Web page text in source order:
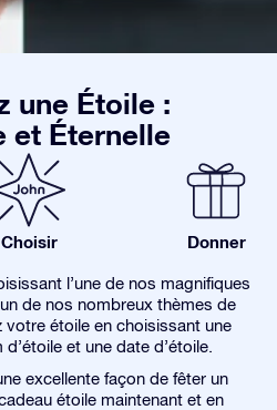
une Étoile :
et Éternelle
Choisir Donner
l’une de nos magnifiques
de nos nombreux thèmes de
votre étoile en choisissant une
et une date d’étoile.
excellente façon de fêter un
étoile maintenant et en